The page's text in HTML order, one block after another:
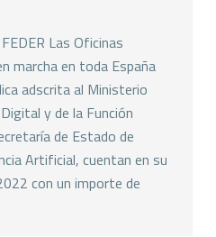
Las Oficinas
marcha en toda España
adscrita al Ministerio
y de la Función
de Estado de
Artificial, cuentan en su
con un importe de